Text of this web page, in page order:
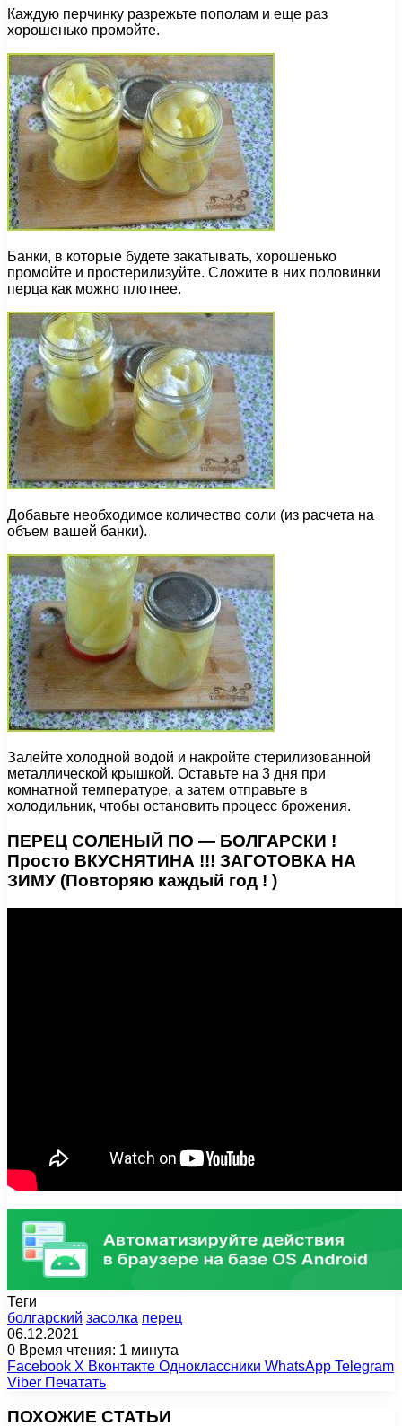
Каждую перчинку разрежьте пополам и еще раз
хорошенько промойте.
Банки, в которые будете закатывать, хорошенько
промойте и простерилизуйте. Сложите в них половинки
перца как можно плотнее.
Добавьте необходимое количество соли (из расчета на
объем вашей банки).
Залейте холодной водой и накройте стерилизованной
металлической крышкой. Оставьте на 3 дня при
комнатной температуре, а затем отправьте в
холодильник, чтобы остановить процесс брожения.
ПЕРЕЦ СОЛЕНЫЙ ПО — БОЛГАРСКИ !
Просто ВКУСНЯТИНА !!! ЗАГОТОВКА НА
ЗИМУ (Повторяю каждый год ! )
Теги
болгарский засолка перец
06.12.2021
0 Время чтения: 1 минута
Facebook X Вконтакте Одноклассники WhatsApp Telegram
Viber Печатать
ПОХОЖИЕ СТАТЬИ